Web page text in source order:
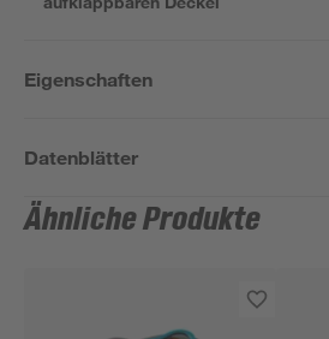
Eigenschaften
Datenblätter
Ähnliche Produkte